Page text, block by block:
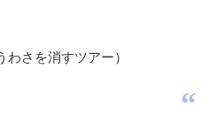
わさを消すツアー）
“